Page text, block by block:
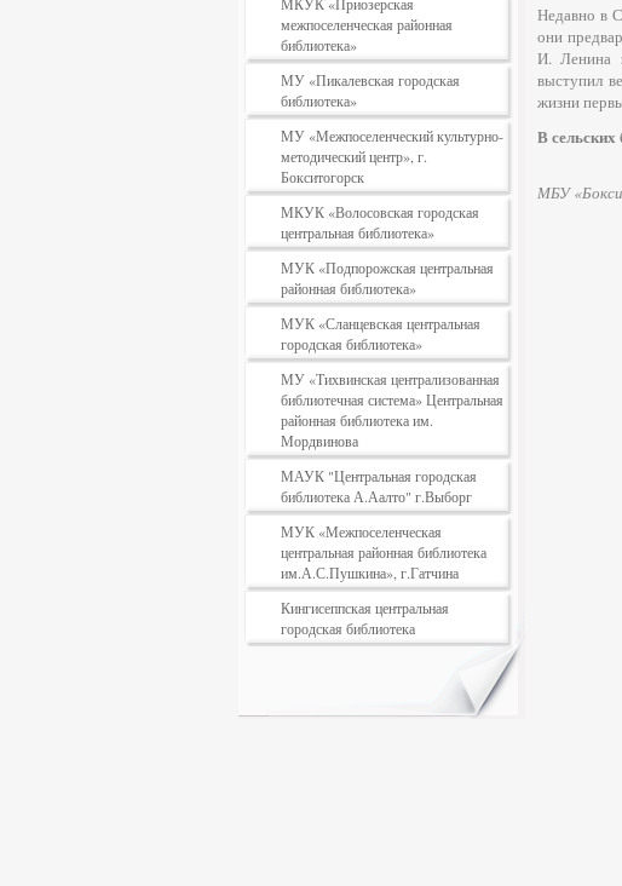
межпоселенческая районная
библиотека»
МУ «Пикалевская городская
библиотека»
МУ «Межпоселенческий культурно-
методический центр», г.
Бокситогорск
МКУК «Волосовская городская
центральная библиотека»
МУК «Подпорожская центральная
районная библиотека»
МУК «Сланцевская центральная
городская библиотека»
МУ «Тихвинская централизованная
библиотечная система» Центральная
районная библиотека им.
Мордвинова
МАУК "Центральная городская
библиотека А.Аалто" г.Выборг
МУК «Межпоселенческая
центральная районная библиотека
им.А.С.Пушкина», г.Гатчина
Кингисеппская центральная
городская библиотека
Недавно в
они
И. Ленина
выступил
жизни
В
МБУ